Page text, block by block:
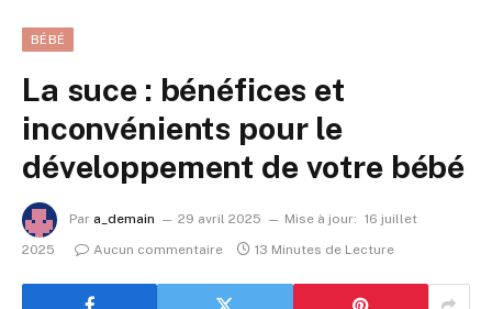
BÉBÉ
La suce : bénéfices et
inconvénients pour le
développement de votre bébé
Par a_demain 29 avril 2025 Mise à jour: 16 juillet
2025
Aucun commentaire 13 Minutes de Lecture